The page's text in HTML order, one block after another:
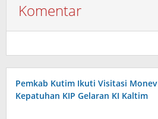
Komentar
Pemkab Kutim Ikuti Visitasi Monev
Kepatuhan KIP Gelaran KI Kaltim